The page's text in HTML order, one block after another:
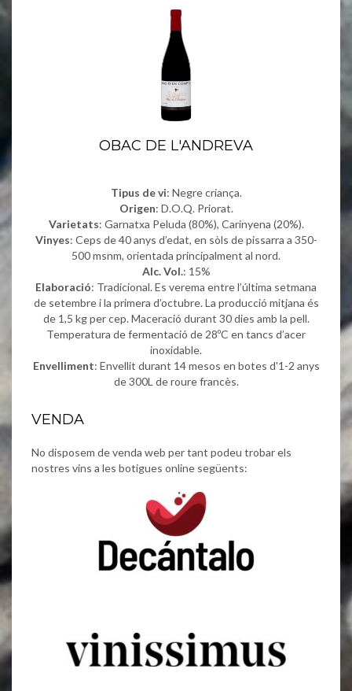
OBAC DE L'ANDREVA
Tipus de vi: Negre criança.
Origen: D.O.Q. Priorat.
Varietats: Garnatxa Peluda (80%), Carinyena (20%).
Vinyes: Ceps de 40 anys d’edat, en sòls de pissarra a 350-
500 msnm, orientada principalment al nord.
Alc. Vol.: 15%
Elaboració: Tradicional. Es verema entre l’última setmana
de setembre i la primera d’octubre. La producció mitjana és
de 1,5 kg per cep. Maceració durant 30 dies amb la pell.
Temperatura de fermentació de 28ºC en tancs d’acer
inoxidable.
Envelliment: Envellit durant 14 mesos en botes d'1-2 anys
de 300L de roure francès.
VENDA
No disposem de venda web per tant podeu trobar els
nostres vins a les botigues online següents: